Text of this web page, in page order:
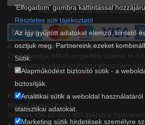
'Elfogadom' gombra kattintással
Részletes süti tájékoztató
Az így gyűjtött adatokat elemző, hirdető
osztjuk meg. Partnereink ezeket
Sütik:
Alapműködést biztosító sütik - a
biztosítják.
Analitikai sütik a weboldal
statisztikai adatokat.
Marketing sütik hirdetések személyre
Pénztár nyitvatartása: kezdés
A kényelmes és biztonságos online
Zrt. biztosítja, MNB engedély száma: H-
Bankkártya adatai áruházunkhoz nem
ELÉRHETŐSÉGEK
Kultik Szentes Mozi
Nagy Ferenc utca 3..
Telefon: +36-63-950-871 (pénztár